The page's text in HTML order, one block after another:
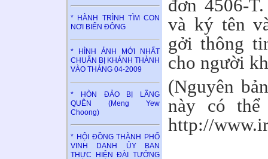
* HÀNH TRÌNH TÌM CON
NƠI BIỂN ĐÔNG
* HÌNH ẢNH MỚI NHẤT
CHUẨN BỊ KHÁNH THÀNH
VÀO THÁNG 04-2009
* HÒN ĐẢO BỊ LÃNG
QUÊN (Meng Yew
Choong)
* HỘI ĐỒNG THÀNH PHỐ
VINH DANH ỦY BAN
THỰC HIỆN ĐÀI TƯỞNG
đơn 4506-
và ký tên
gởi thông
cho người
(Nguyên
này có
http://